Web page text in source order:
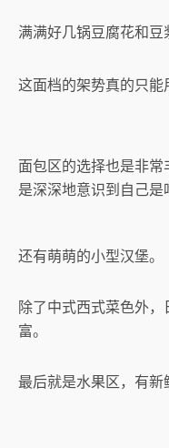
满满好几锅豆腐花和豆
这面档的架势真的只能
面包区的选择也是非
是深深地意识到自己是
还有萌萌的小型汉堡。
除了中式西式菜色外
富。
最后就是水果区，有新